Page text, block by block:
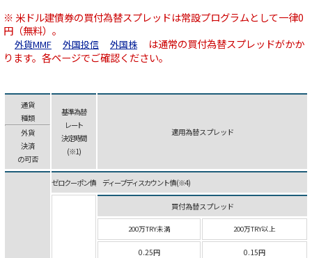
※ 米ドル建債券の買付為替スプレッドは常設プログラムとして一律0
円（無料）。
外貨MMF 外国投信 外国株
は通常の買付為替スプレッドがかか
ります。各ページでご確認ください。
通貨
種類
外貨
決済
の可否
基準為替
レート
決定時間
(※1)
適用為替スプレッド
ゼロクーポン債 ディープ ディスカウント債 (※4)
買付為替スプレッド
200万TRY未満 200万TRY以上
0.25円 0.15円